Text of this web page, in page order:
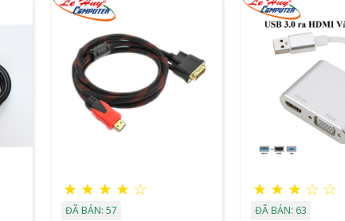
★ ★ ★ ★ ☆
ĐÃ BÁN: 57
★ ★ ★ ☆ ☆
ĐÃ BÁN: 63